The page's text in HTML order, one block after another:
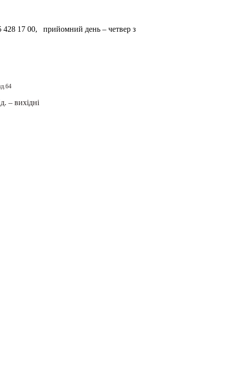
428 17 00, прийомний день – четвер з
– вихідні